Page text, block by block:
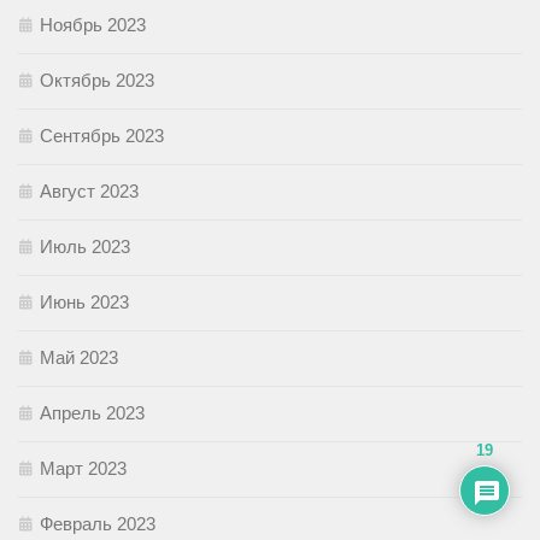
Ноябрь 2023
Октябрь 2023
Сентябрь 2023
Август 2023
Июль 2023
Июнь 2023
Май 2023
Апрель 2023
Март 2023
Февраль 2023
19